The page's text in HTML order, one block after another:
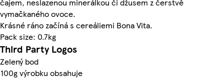
vymačkaného ovoce.
Krásné ráno začíná s cereáliemi Bona Vita.
Pack size: 0.7kg
Third Party Logos
Zelený bod
100g výrobku obsahuje